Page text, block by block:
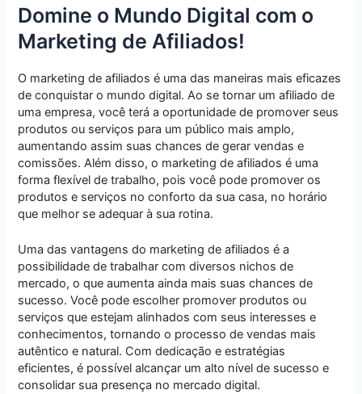
Domine o Mundo Digital com o
Marketing de Afiliados!
O marketing de afiliados é uma das maneiras mais eficazes
de conquistar o mundo digital. Ao se tornar um afiliado de
uma empresa, você terá a oportunidade de promover seus
produtos ou serviços para um público mais amplo,
aumentando assim suas chances de gerar vendas e
comissões. Além disso, o marketing de afiliados é uma
forma flexível de trabalho, pois você pode promover os
produtos e serviços no conforto da sua casa, no horário
que melhor se adequar à sua rotina.
Uma das vantagens do marketing de afiliados é a
possibilidade de trabalhar com diversos nichos de
mercado, o que aumenta ainda mais suas chances de
sucesso. Você pode escolher promover produtos ou
serviços que estejam alinhados com seus interesses e
conhecimentos, tornando o processo de vendas mais
autêntico e natural. Com dedicação e estratégias
eficientes, é possível alcançar um alto nível de sucesso e
consolidar sua presença no mercado digital.